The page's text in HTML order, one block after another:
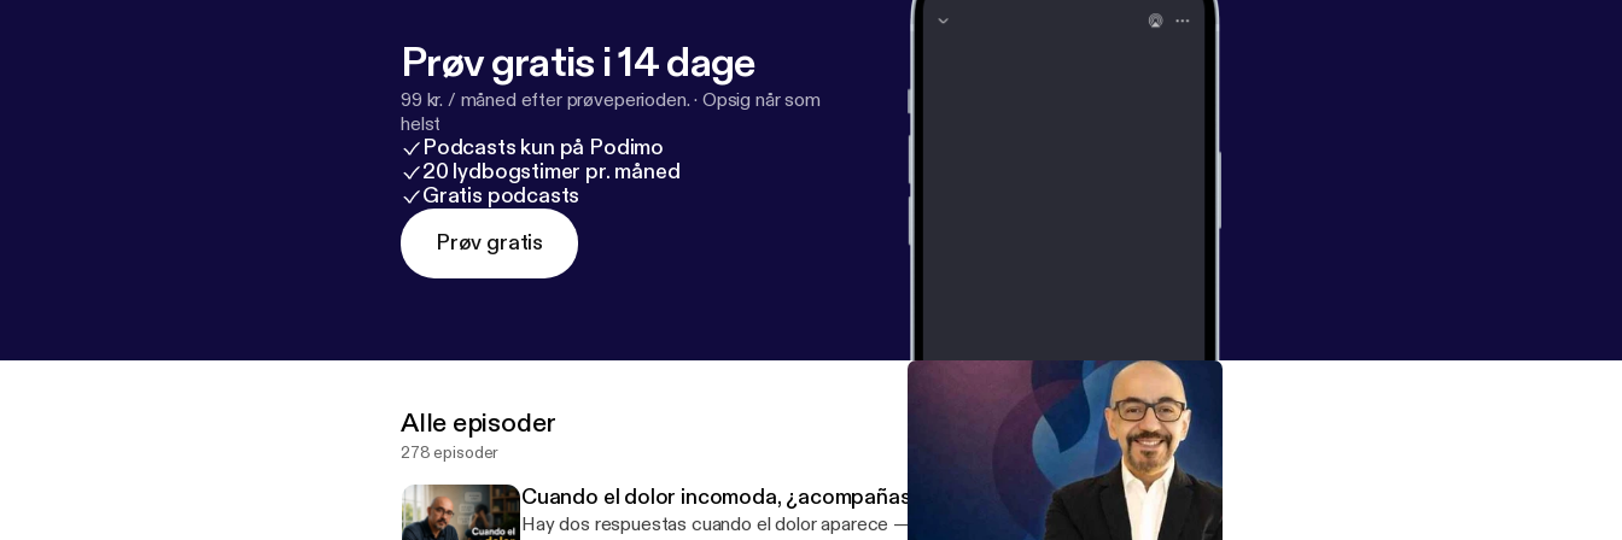
Prøv gratis i 14 dage
99 kr. / måned efter prøveperioden. · Opsig når som
helst
Podcasts kun på Podimo
20 lydbogstimer pr. måned
Gratis podcasts
Prøv gratis
Alle episoder
278 episoder
Cuando el dolor incomoda, ¿acompañas o escapas?
Hay dos respuestas cuando el dolor aparece — el de alguien que quieres o el tuyo